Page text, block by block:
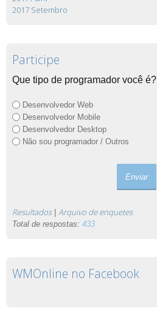
2017 Setembro
Participe
Que tipo de programador você é?
Desenvolvedor Web
Desenvolvedor Mobile
Desenvolvedor Desktop
Não sou programador / Outros
Resultados| Arquivo de enquetes
Total de respostas: 433
WMOnline no Facebook